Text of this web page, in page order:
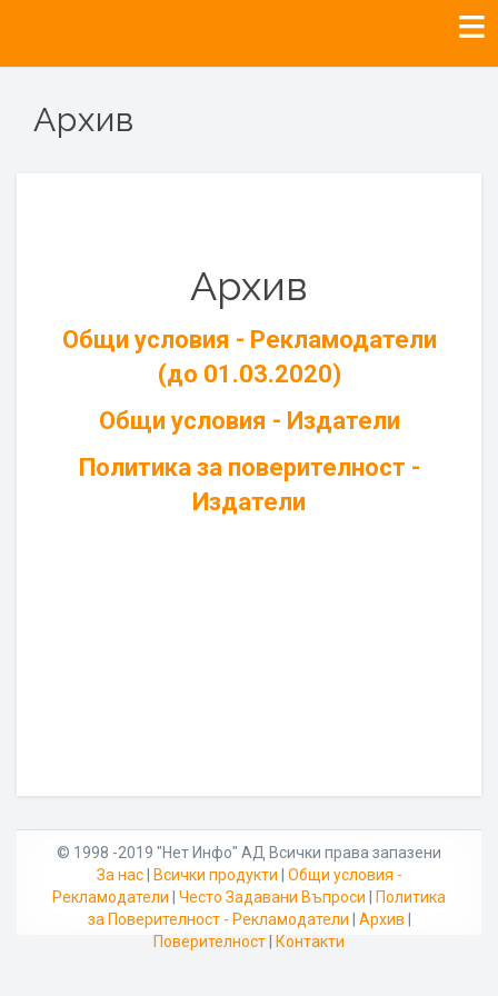
Архив
Архив
Общи условия - Рекламодатели
(до 01.03.2020)
Общи условия - Издатели
Политика за поверителност -
Издатели
© 1998 -2019 "Нет Инфо" АД Всички права запазени
За нас| Всички продукти
Общи условия -
Рекламодатели
Често Задавани Въпроси
Политика
за Поверителност - Рекламодатели
Архив
Поверителност
Контакти